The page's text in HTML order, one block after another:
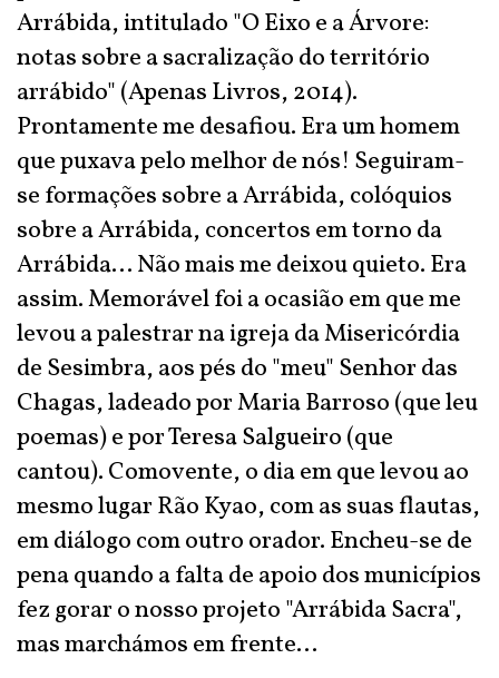
Arrábida, intitulado "O Eixo e a Árvore:
notas sobre a sacralização do território
arrábido" (Apenas Livros, 2014).
Prontamente me desafiou. Era um homem
que puxava pelo melhor de nós! Seguiram-
se formações sobre a Arrábida, colóquios
sobre a Arrábida, concertos em torno da
Arrábida... Não mais me deixou quieto. Era
assim. Memorável foi a ocasião em que me
levou a palestrar na igreja da Misericórdia
de Sesimbra, aos pés do "meu" Senhor das
Chagas, ladeado por Maria Barroso (que leu
poemas) e por Teresa Salgueiro (que
cantou). Comovente, o dia em que levou ao
mesmo lugar Rão Kyao, com as suas flautas,
em diálogo com outro orador. Encheu-se de
pena quando a falta de apoio dos municípios
fez gorar o nosso projeto "Arrábida Sacra",
mas marchámos em frente...